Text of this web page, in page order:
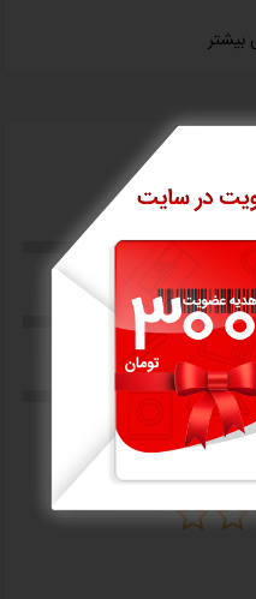
بیشتر
کیفیت ساخت0/5
کاربری0/5